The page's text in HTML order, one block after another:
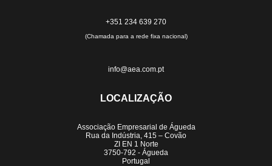
+351 234 639 270
(Chamada para a rede fixa nacional)
info@aea.com.pt
LOCALIZAÇÃO
Associação Empresarial de Águeda
Rua da Indústria, 415 – Covão
ZI EN 1 Norte
3750-792 - Águeda
Portugal